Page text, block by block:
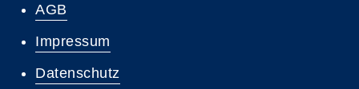
AGB
Impressum
Datenschutz